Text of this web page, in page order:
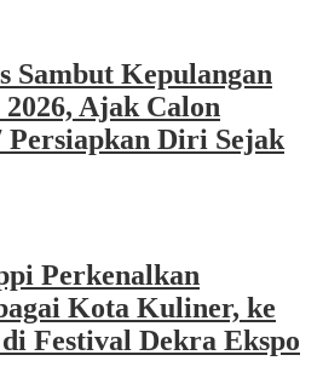
Sambut Kepulangan
Ajak Calon
Persiapkan Diri Sejak
Perkenalkan
Kota Kuliner, ke
Festival Dekra Ekspo